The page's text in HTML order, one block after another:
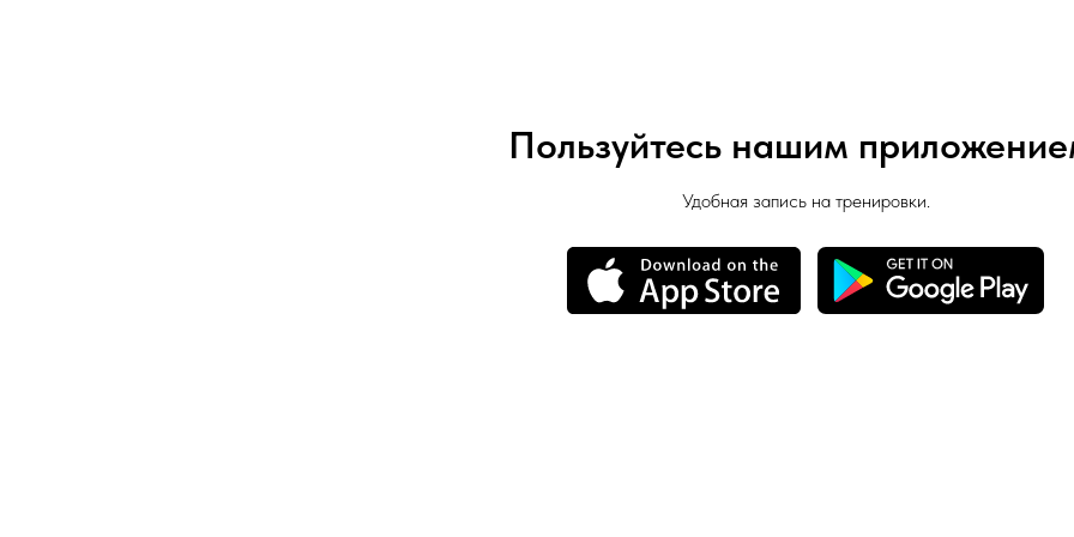
Пользуйтесь нашим
Удобная запись на тренировки.